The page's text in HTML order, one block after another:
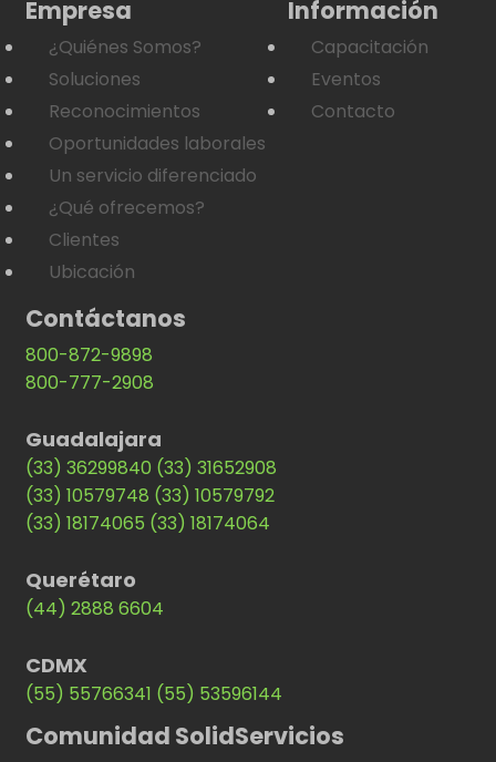
Empresa
¿Quiénes Somos?
Soluciones
Reconocimientos
Oportunidades laborales
Un servicio diferenciado
¿Qué ofrecemos?
Clientes
Ubicación
Información
Capacitación
Eventos
Contacto
Contáctanos
800-872-9898
800-777-2908
Guadalajara
(33) 36299840 (33) 31652908
(33) 10579748 (33) 10579792
(33) 18174065 (33) 18174064
Querétaro
(44) 2888 6604
CDMX
(55) 55766341 (55) 53596144
Comunidad SolidServicios